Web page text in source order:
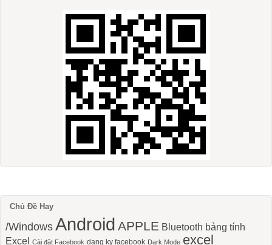
Chủ Đề Hay
/Windows Android APPLE Bluetooth bảng tính
Excel Cài đặt Facebook dang ky facebook Dark Mode excel